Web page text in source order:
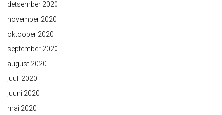
detsember 2020
november 2020
oktoober 2020
september 2020
august 2020
juuli 2020
juuni 2020
mai 2020